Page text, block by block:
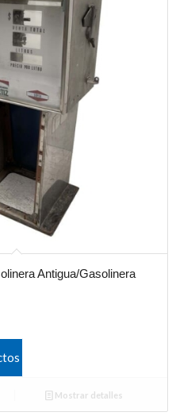
Antigua/Gasolinera
Mostrar detalles